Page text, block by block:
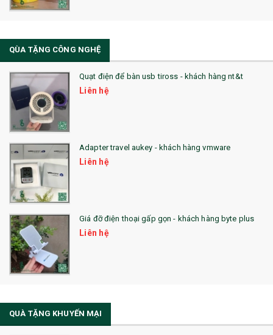
33. MŨ LƯỠI TRAI
36. QUẠT NHỰA QUẢNG CÁO
QUÀ TẶNG KHUYẾN MẠI
QUÀ TẶNG SX NHANH
QUÀ TẶNG HỘI THẢO
QUÀ TẶNG CÔNG NGHỆ
SẢN PHẨM ĐÃ THỰC HIỆN
QUÀ TẶNG SỨC KHỎE
SẢN PHẨM MỚI 2021
Sổ Sạc Đa Năng
La Fonte
QÙA TẶNG CÔNG NGHỆ
Quạt điện để bàn usb tiross - khách hàng nt&t
Liên hệ
Adapter travel aukey - khách hàng vmware
Liên hệ
Giá đỡ điện thoại gấp gọn - khách hàng byte plus
Liên hệ
QUÀ TẶNG KHUYẾN MẠI